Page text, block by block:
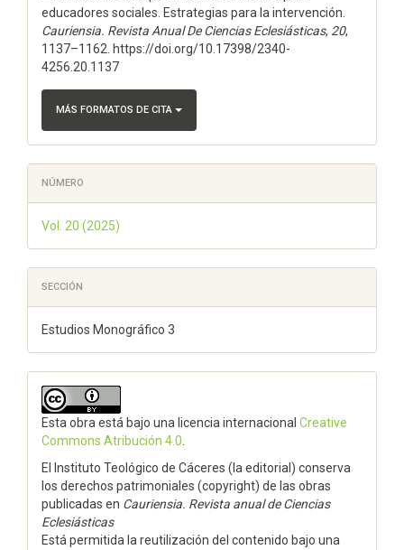
educadores sociales. Estrategias para la intervención.
Cauriensia. Revista Anual De Ciencias Eclesiásticas, 20,
1137–1162. https://doi.org/10.17398/2340-
4256.20.1137
MÁS FORMATOS DE CITA
NÚMERO
Vol. 20 (2025)
SECCIÓN
Estudios Monográfico 3
Esta obra está bajo una licencia internacional Creative
Commons Atribución 4.0
El Instituto Teológico de Cáceres (la editorial) conserva
los derechos patrimoniales (copyright) de las obras
publicadas en Cauriensia. Revista anual de Ciencias
Eclesiásticas
Está permitida la reutilización del contenido bajo una